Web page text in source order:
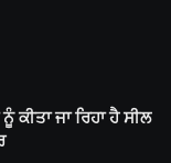
ਕੀਤਾ ਜਾ ਰਿਹਾ ਹੈ ਸੀਲ